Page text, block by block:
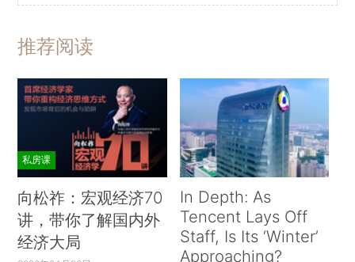
推荐阅读
私房课
向松祚：宏观经济70
讲，带你了解国内外
经济大局
In Depth: As
Tencent Lays Off
Staff, Is Its ‘Winter’
Approaching?